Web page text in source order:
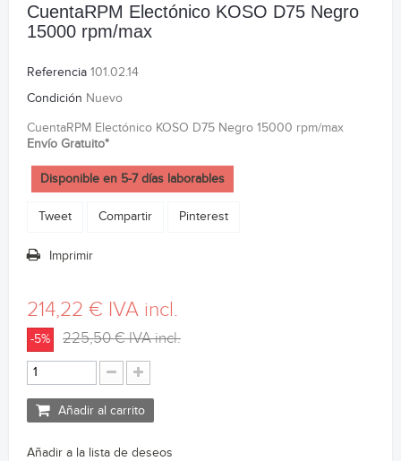
CuentaRPM Electónico KOSO D75 Negro
15000 rpm/max
Referencia 101.02.14
Condición Nuevo
CuentaRPM Electónico KOSO D75 Negro 15000 rpm/max
Envío Gratuito*
Disponible en 5-7 días laborables
Tweet Compartir Pinterest
Imprimir
214,22 € IVA incl.
-5% 225,50 €IVA incl.
Añadir al carrito
Añadir a la lista de deseos